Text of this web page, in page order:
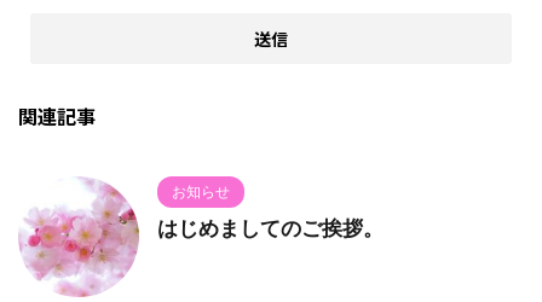
関連記事
お知らせ
はじめましてのご挨拶。